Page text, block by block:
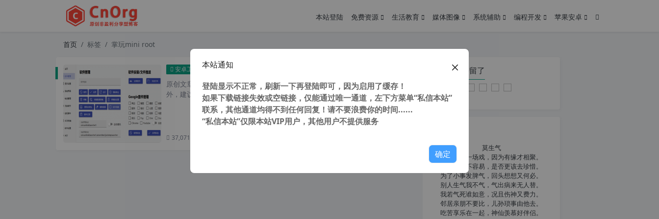
本站登陆 免费资源 生活教育 媒体图像 系统辅助 编程开发 苹果安卓
首页 标签 掌玩mini root
安卓工具 酷比魔方 掌玩mini 免root卸载关怀系统OS和教育学习等app 解决root后删除不了预装问题
原创文章，转载请注明： 转载自 cnorg.12hp.de 注意： 由于网站空间位于国
外，建议避开晚上的访问高...
37,071 次浏览
您在本页停留了
莫生气
人生就像一场戏，因为有缘才相聚。
相扶到老不容易，是否更该去珍惜。
为了小事发脾气，回头想想又何必。
别人生气我不气，气出病来无人替。
我若气死谁如意，况且伤神又费力。
邻居亲朋不要比，儿孙琐事由他去。
吃苦享乐在一起，神仙羡慕好伴侣。
本站通知
登陆显示不正常，刷新一下再登陆即可，因为启用了缓存！
如果下载链接失效或空链接，仅能通过唯一通道，左下方菜单“私信本站”
联系，其他通道均得不到任何回复！请不要浪费你的时间......
“私信本站”仅限本站VIP用户，其他用户不提供服务
确定